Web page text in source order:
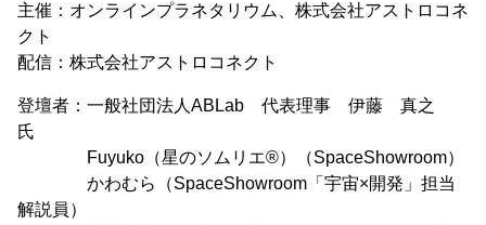
主催：オンラインプラネタリウム、株式会社アストロコネ
クト
配信：株式会社アストロコネクト
登壇者：一般社団法人ABLab 代表理事 伊藤 真之
氏
Fuyuko（星のソムリエ®）（SpaceShowroom）
かわむら（SpaceShowroom「宇宙×開発」担当
解説員）